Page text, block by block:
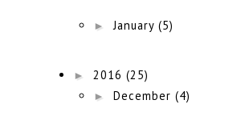
►January(5)
►2016(25)
►December(4)